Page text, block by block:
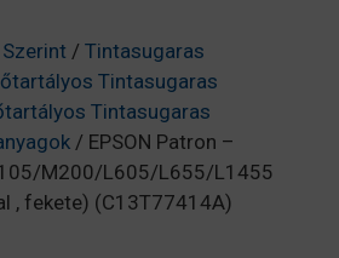
/ Tintasugaras
Tintasugaras
Tintasugaras
/ EPSON Patron –
M200/L605/L655/L1455
, fekete) (C13T77414A)